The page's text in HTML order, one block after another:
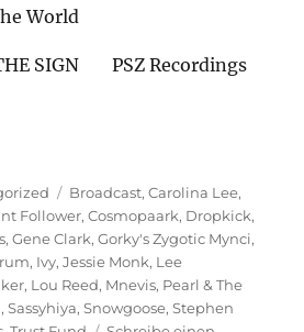
World
SIGN PSZ Recordings
Schlagwörter
Broadcast,Carolina Lee,
Follower,Cosmopaark, Dropkick,
,Gene Clark,Gorky's Zygotic Mynci,
, Ivy,Jessie Monk, Lee
, Lou Reed, Mnevis, Pearl & The
,Sassyhiya,Snowgoose,Stephen